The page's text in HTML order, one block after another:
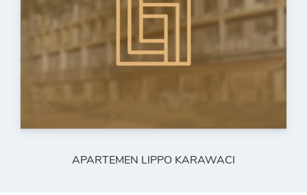
APARTEMEN LIPPO KARAWACI